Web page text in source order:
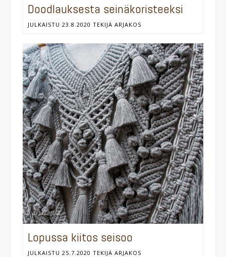
Doodlauksesta seinäkoristeeksi
JULKAISTU 23.8.2020 TEKIJÄ ARJAKOS
Lopussa kiitos seisoo
JULKAISTU 25.7.2020 TEKIJÄ ARJAKOS